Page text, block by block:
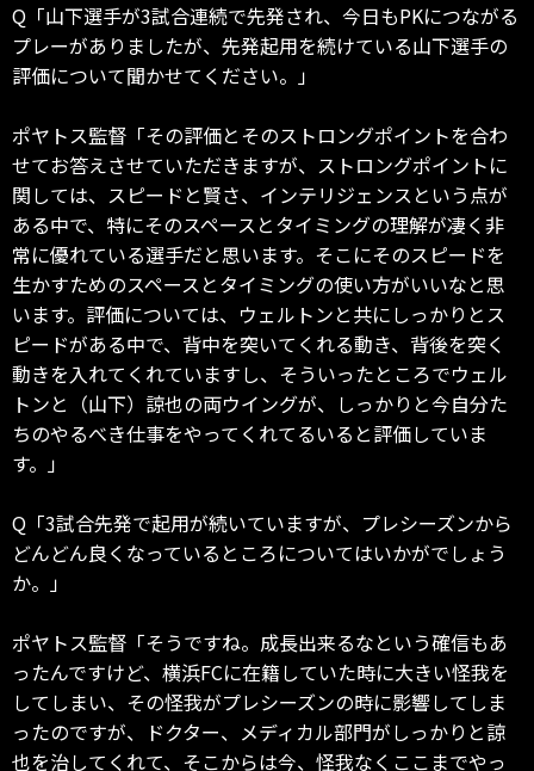
Q「山下選手が3試合連続で先発され、今日もPKにつながる
プレーがありましたが、先発起用を続けている山下選手の
評価について聞かせてください。」
ポヤトス監督「その評価とそのストロングポイントを合わ
せてお答えさせていただきますが、ストロングポイントに
関しては、スピードと賢さ、インテリジェンスという点が
ある中で、特にそのスペースとタイミングの理解が凄く非
常に優れている選手だと思います。そこにそのスピードを
生かすためのスペースとタイミングの使い方がいいなと思
います。評価については、ウェルトンと共にしっかりとス
ピードがある中で、背中を突いてくれる動き、背後を突く
動きを入れてくれていますし、そういったところでウェル
トンと（山下）諒也の両ウイングが、しっかりと今自分た
ちのやるべき仕事をやってくれてるいると評価していま
す。」
Q「3試合先発で起用が続いていますが、プレシーズンから
どんどん良くなっているところについてはいかがでしょう
か。」
ポヤトス監督「そうですね。成長出来るなという確信もあ
ったんですけど、横浜FCに在籍していた時に大きい怪我を
してしまい、その怪我がプレシーズンの時に影響してしま
ったのですが、ドクター、メディカル部門がしっかりと諒
也を治してくれて、そこからは今、怪我なくここまでやっ